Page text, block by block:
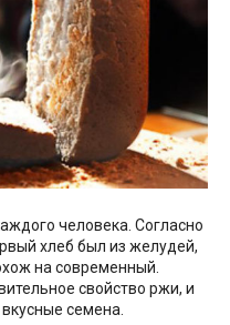
человека. Согласно
хлеб был из желудей,
на современный.
свойство ржи, и
семена.